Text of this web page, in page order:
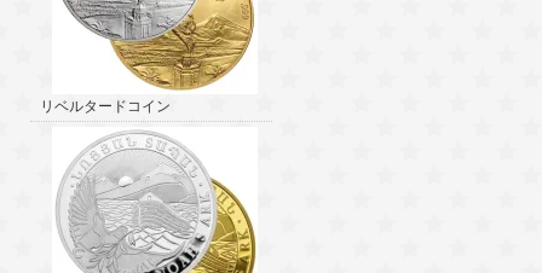
リベルタードコイン